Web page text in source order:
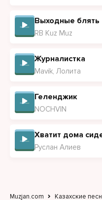
Выходные блять
RB Kuz Muz
Журналистка
Mavik, Лолита
Геленджик
NOCHVIN
Хватит дома
Руслан Алиев
Muzjan.com Казахские